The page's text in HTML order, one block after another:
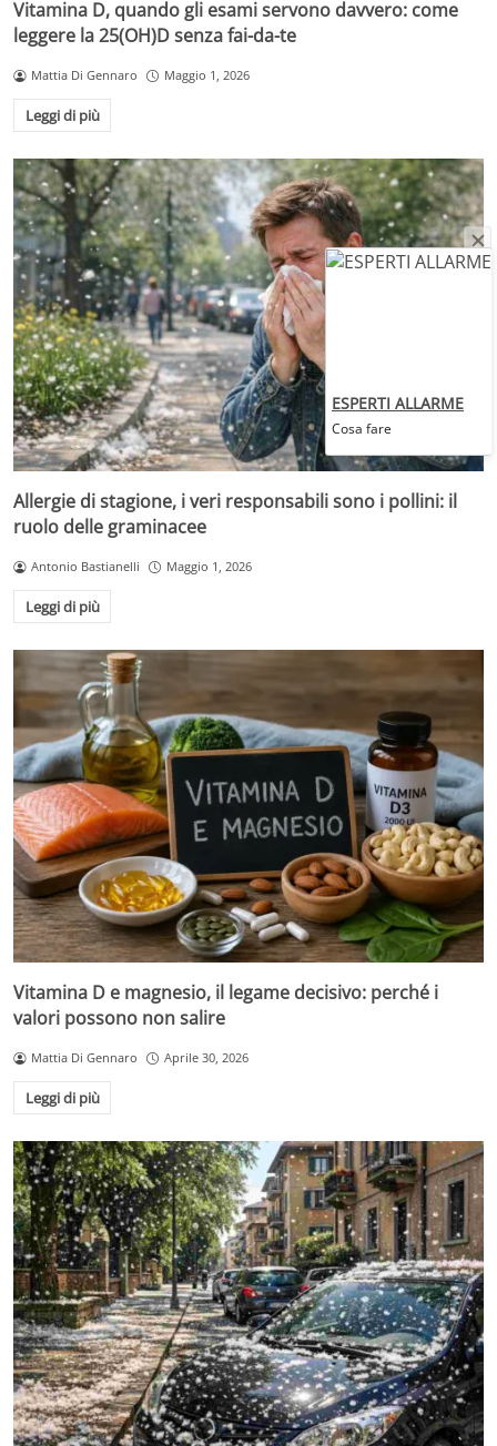
Vitamina D, quando gli esami servono davvero: come
leggere la 25(OH)D senza fai-da-te
Mattia Di Gennaro Maggio 1, 2026
Leggi di più
Allergie di stagione, i veri responsabili sono i pollini: il
ruolo delle graminacee
Antonio Bastianelli Maggio 1, 2026
Leggi di più
Vitamina D e magnesio, il legame decisivo: perché i
valori possono non salire
Mattia Di Gennaro Aprile 30, 2026
Leggi di più
ESPERTI ALLARME
Cosa fare